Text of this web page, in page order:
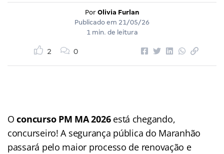
Por Olivia Furlan
Publicado em 21/05/26
1 min. de leitura
2 0
Oconcurso PM MA 2026está chegando,
concurseiro! A segurança pública do Maranhão
passará pelo maior processo de renovação e